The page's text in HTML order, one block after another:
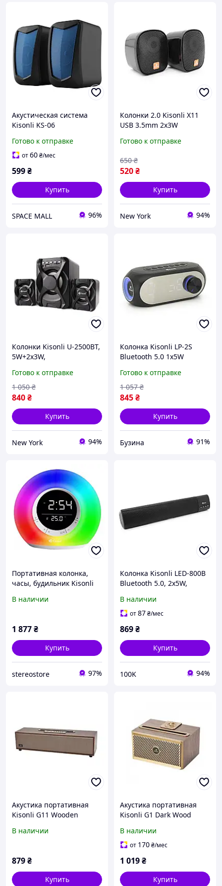
Акустическая система
Kisonli KS-06
стереоколонки 6 Вт
Готово к отправке
от60₴/мес
599₴
Купить
SPACE MALL 96%
Колонки 2.0 Kisonli X11
USB 3.5mm 2x3W
20Гц-20КГц питание 5V
Готово к отправке
520₴
650 ₴
Купить
New York 94%
Колонки Kisonli U-2500BT,
5W+2x3W,
сабвуфером, DC: 5V, Black,
BOX, Q30
Готово к отправке
840₴
1 050 ₴
Купить
New York 94%
Колонка Kisonli LP-2S
Bluetooth 5.0 1х5W
USB/TF/BT/FM/AUX/LCD/Cl
ock DC: 5V/1A buzyna
Готово к отправке
845₴
1 057 ₴
Купить
Бузина 91%
Портативная колонка,
часы, будильник Kisonli
5Вт
В наличии
1 877₴
Купить
stereostore 97%
Колонка Kisonli LED-800B
Bluetooth 5.0, 2х5W,
USB/TF/BT/FM/AUX/LCD,
DC: 5V/1A, Черный, BOX,
В наличии
от87₴/мес
869₴
Купить
100K 94%
Акустика портативная
Kisonli G11 Wooden
В наличии
879₴
Купить
Акустика портативная
Kisonli G1 Dark Wood
В наличии
от 170₴/мес
1 019₴
Купить